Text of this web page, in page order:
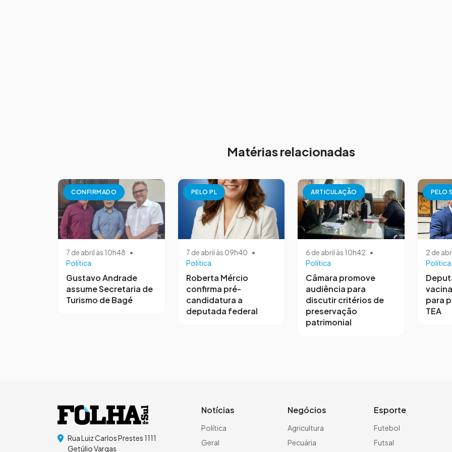
Matérias relacionadas
CONFIRMADO
7 de abril às 10h48 •
Política
Gustavo Andrade
assume Secretaria de
Turismo de Bagé
PELO PL
7 de abril às 09h40 •
Política
Roberta Mércio
confirma pré-
candidatura a
deputada federal
ARTICULAÇÃO
6 de abril às 10h42 •
Política
Câmara promove
audiência para
discutir critérios de
preservação
patrimonial
PELO
2 de
Política
para
TEA
Rua Luiz Carlos Prestes 1111
Getúlio Vargas
Notícias
Política
Geral
Negócios
Agricultura
Pecuária
Esporte
Futebol
Futsal